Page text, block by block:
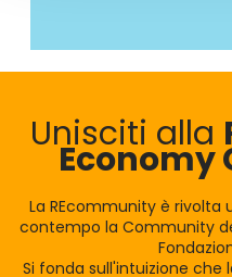
Unisciti alla
La REcommunity è
contempo la Community
Si fonda sull'intuizione che